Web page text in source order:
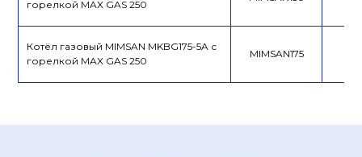
горелкой MAX GAS 250
Котёл газовый MIMSAN MKBG175-5A с
горелкой MAX GAS 250
MIMSAN175